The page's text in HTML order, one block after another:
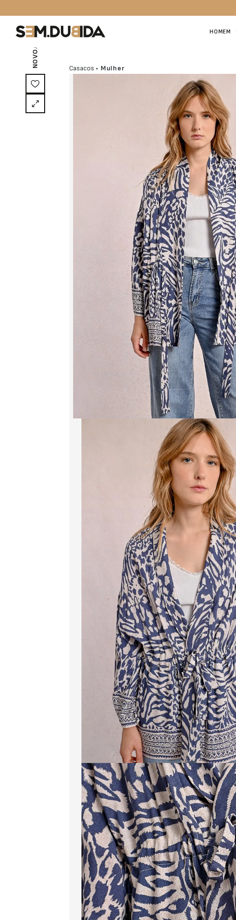
HOMEM
NOVO
/ EXCLUSIVO ON-LINE
Casacos • Mulher